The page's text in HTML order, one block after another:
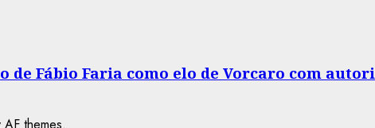
Fábio Faria como elo de Vorcaro com